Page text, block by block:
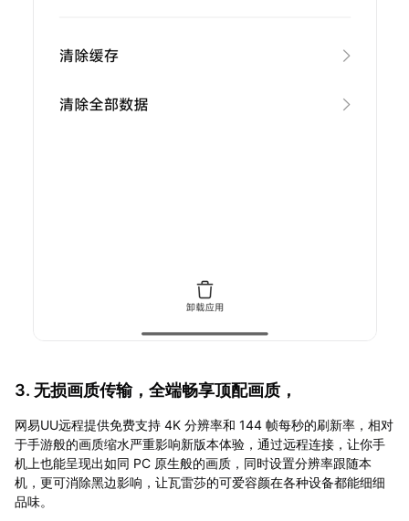
3. 无损画质传输，全端畅享顶配画质，
网易UU远程提供免费支持 4K 分辨率和 144 帧每秒的刷新率，相对
于手游般的画质缩水严重影响新版本体验，通过远程连接，让你手
机上也能呈现出如同 PC 原生般的画质，同时设置分辨率跟随本
机，更可消除黑边影响，让瓦雷莎的可爱容颜在各种设备都能细细
品味。